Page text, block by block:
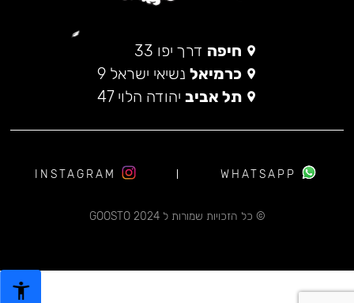
חיפה דרך יפו 33
כרמיאל נשיאי ישראל 9
תל אביב יהודה הלוי 47
© כל הזכויות שמורות ל 2024 GOOSTO
WHATSAPP
INSTAGRAM